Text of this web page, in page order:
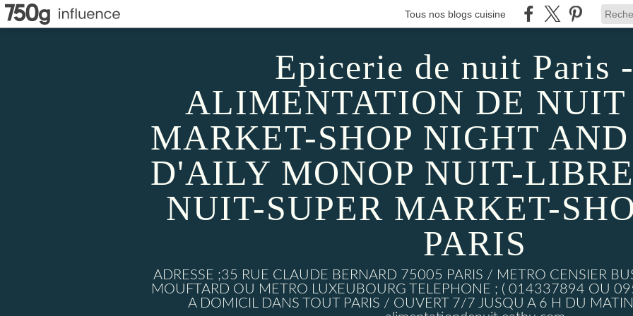
Tous nos blogs cuisine
Epicerie de nuit Paris
ALIMENTATION DE NUIT
MARKET-SHOP NIGHT
D'AILY MONOP NUIT-
NUIT-SUPER MARKET-
PARIS
ADRESSE ;35 RUE CLAUDE BERNARD 75005 PARIS / METRO CENSIER
MOUFTARD OU METRO LUXEUBOURG TELEPHONE ; ( 014337894 OU
A DOMICIL DANS TOUT PARIS / OUVERT 7/7 JUSQU A 6 H DU